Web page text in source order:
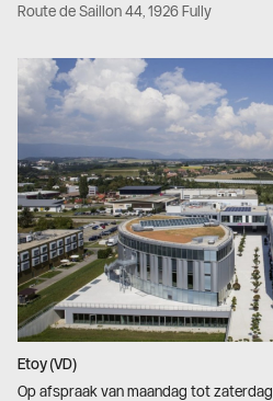
Route de Saillon 44, 1926 Fully
Etoy (VD)
Op afspraak van maandag tot zaterdag